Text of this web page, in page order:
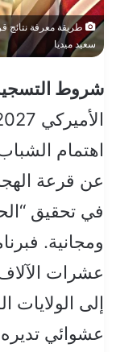
سعيد ميديا
شروط
اهتمام
عن قرعة
في تحقيق
ومجانية.
عشرات
إلى الولايات
عشوائي